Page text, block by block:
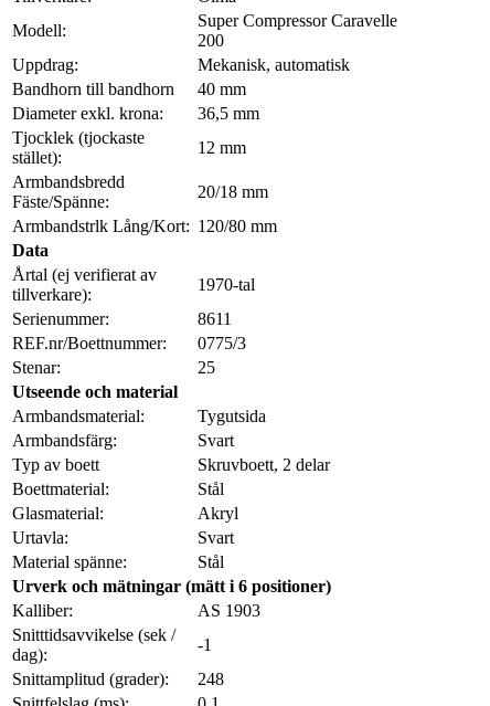
Modell:
Super Compressor Caravelle
200
Uppdrag:
Mekanisk, automatisk
Bandhorn till bandhorn
40 mm
Diameter exkl. krona:
36,5 mm
Tjocklek (tjockaste
stället):
12 mm
Armbandsbredd
Fäste/Spänne:
20/18 mm
Armbandstrlk Lång/Kort: 120/80 mm
Data
Årtal (ej verifierat av
tillverkare):
1970-tal
Serienummer:
8611
REF.nr/Boettnummer:
0775/3
Stenar:
25
Utseende och material
Armbandsmaterial:
Tygutsida
Armbandsfärg:
Svart
Typ av boett
Skruvboett, 2 delar
Boettmaterial:
Stål
Glasmaterial:
Akryl
Urtavla:
Svart
Material spänne:
Stål
Urverk och mätningar (mätt i 6 positioner)
Kalliber:
AS 1903
Snitttidsavvikelse (sek /
dag):
-1
Snittamplitud (grader):
248